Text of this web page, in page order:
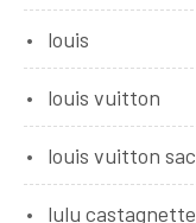
louis
louis vuitton
louis vuitton sac
lulu castagnette